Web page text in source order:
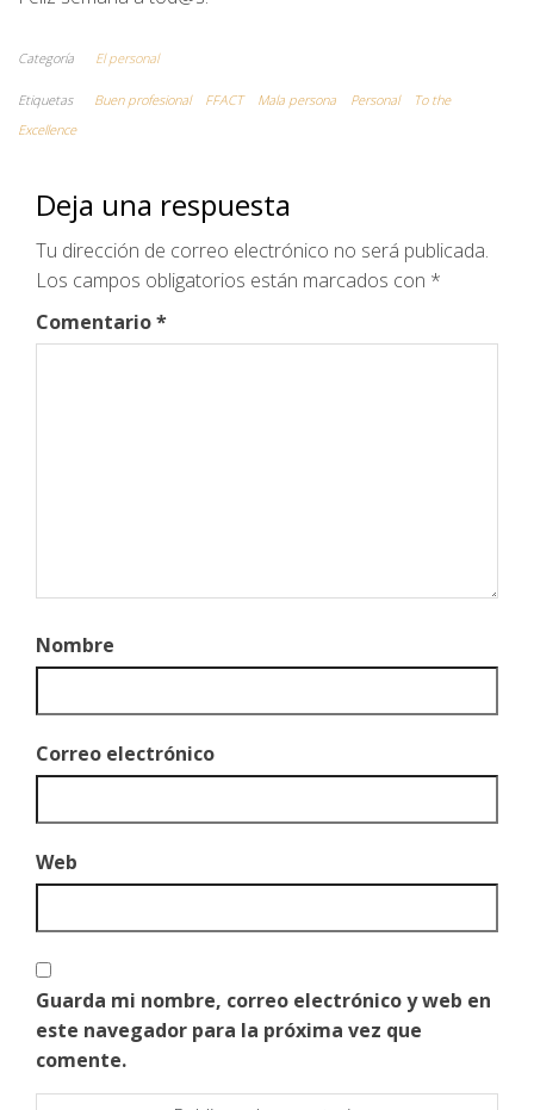
Categoría El personal
Etiquetas Buen profesional FFACT Mala persona Personal
To the
Excellence
Deja una respuesta
Tu dirección de correo electrónico no será publicada.
Los campos obligatorios están marcados con *
Comentario*
Nombre
Correo electrónico
Web
Guarda mi nombre, correo electrónico y web en
este navegador para la próxima vez que
comente.